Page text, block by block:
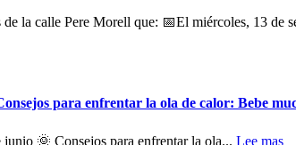
la calle Pere Morell que: 📅El miércoles, 13 de
para enfrentar la ola de calor: Bebe
🌞 Consejos para enfrentar la ola... Lee mas